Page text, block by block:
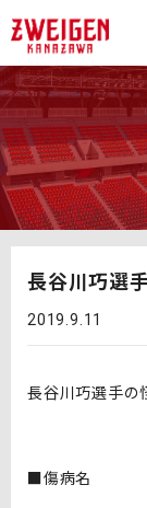
長谷川巧選
2019.9.11
長谷川巧選手の
■傷病名